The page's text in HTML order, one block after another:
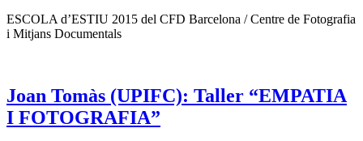
ESCOLA d’ESTIU 2015 del CFD Barcelona / Centre de Fotografia
i Mitjans Documentals
Joan Tomàs (UPIFC): Taller “EMPATIA
I FOTOGRAFIA”